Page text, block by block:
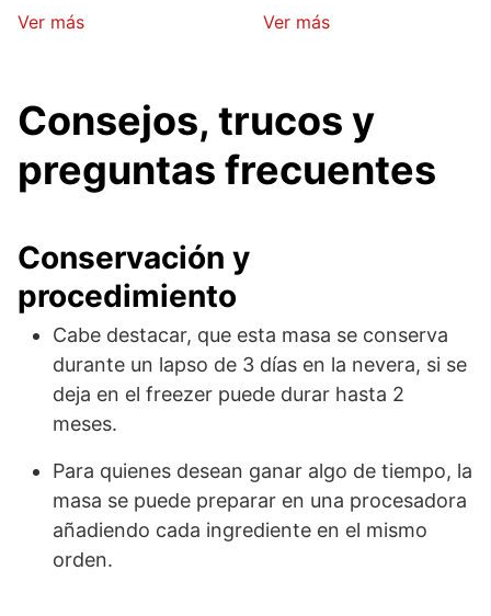
Ver más
Ver más
Consejos, trucos y
preguntas frecuentes
Conservación y
procedimiento
Cabe destacar, que esta masa se conserva
durante un lapso de 3 días en la nevera, si se
deja en el freezer puede durar hasta 2
meses.
Para quienes desean ganar algo de tiempo, la
masa se puede preparar en una procesadora
añadiendo cada ingrediente en el mismo
orden.